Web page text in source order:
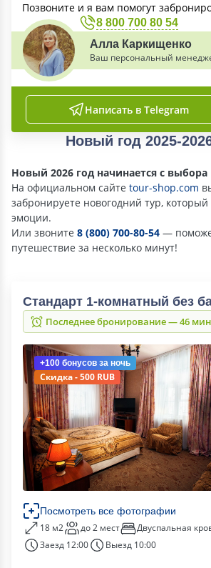
Позвоните и я вам помогут
8 800 700 80 54
Алла Каркищенко
Ваш персональный
Написать в Telegram
Новый год 2025-
Новый 2026 год начинается с
На официальном сайте tour-shop.com
забронируете новогодний тур,
эмоции.
Или звоните 8 (800) 700-80-54 —
путешествие за несколько минут!
Стандарт 1-комнатный без
Последнее бронирование — 46
+100 бонусов за ночь
Скидка - 500 RUB
Посмотреть все фотографии
18 м2 до 2 мест Двуспальная
Заезд 12:00
Выезд 10:00